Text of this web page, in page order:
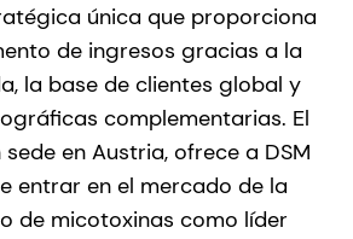
única que proporciona
de ingresos gracias a la
la base de clientes global y
complementarias. El
en Austria, ofrece a DSM
entrar en el mercado de la
de micotoxinas como líder